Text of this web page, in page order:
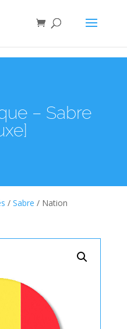
– Sabre
/ Sabre / Nation